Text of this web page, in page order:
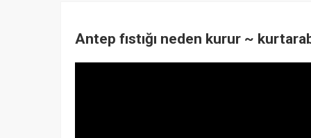
Antep fıstığı neden kurur ~